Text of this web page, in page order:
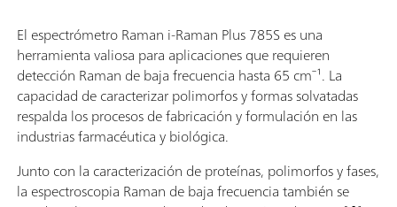
El espectrómetro Raman i-Raman Plus 785S es una
herramienta valiosa para aplicaciones que requieren
detección Raman de baja frecuencia hasta 65 cm⁻¹. La
capacidad de caracterizar polimorfos y formas solvatadas
respalda los procesos de fabricación y formulación en las
industrias farmacéutica y biológica.
Junto con la caracterización de proteínas, polimorfos y fases,
la espectroscopia Raman de baja frecuencia también se